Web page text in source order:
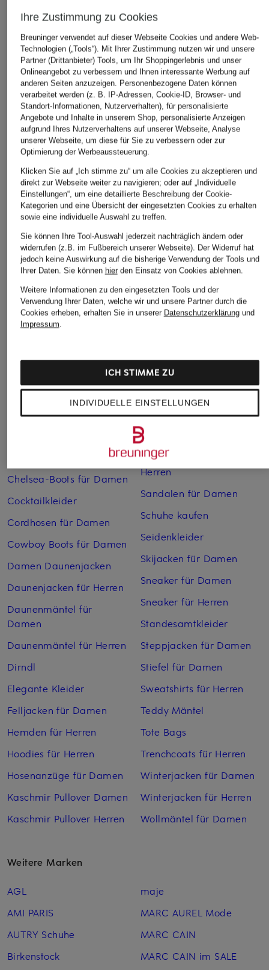
SALOMON
Sneaker XT-PATHWAY
GTX
150 €
+Aktionsrabatt
Marc O'Polo
Sneaker ALF
Bestpreis:99,89 €
Ursprünglich:139,95 €
DOUCAL'S
Sneaker
425 €
Weitere Kategorien
Abendkleider
Boots für Damen
Braune Stiefel für Damen
Chelsea Boots für Herren
Chelsea-Boots für Damen
Cocktailkleider
Cordhosen für Damen
Cowboy Boots für Damen
Damen Daunenjacken
Daunenjacken für Herren
Daunenmäntel für
Damen
Daunenmäntel für Herren
Dirndl
Elegante Kleider
Felljacken für Damen
Hemden für Herren
Hoodies für Herren
Hosenanzüge für Damen
Kaschmir Pullover Damen
Kaschmir Pullover Herren
Lederjacken für Damen
Mäntel für Damen
Parkas für Herren
Pullover für Damen
Rollkragenpullover für
Herren
Sandalen für Damen
Schuhe kaufen
Seidenkleider
Skijacken für Damen
Sneaker für Damen
Sneaker für Herren
Standesamtkleider
Steppjacken für Damen
Stiefel für Damen
Sweatshirts für Herren
Teddy Mäntel
Tote Bags
Trenchcoats für Herren
Winterjacken für Damen
Winterjacken für Herren
Wollmäntel für Damen
Weitere Marken
AGL
AMI PARIS
AUTRY Schuhe
Birkenstock
maje
MARC AUREL Mode
MARC CAIN
MARC CAIN im SALE
Ihre Zustimmung zu Cookies
Breuninger verwendet auf dieser Webseite Cookies und andere Web-
Technologien („Tools“). Mit Ihrer Zustimmung nutzen wir und unsere
Partner (Drittanbieter) Tools, um Ihr Shoppingerlebnis und unser
Onlineangebot zu verbessern und Ihnen interessante Werbung auf
anderen Seiten anzuzeigen. Personenbezogene Daten können
verarbeitet werden (z. B. IP-Adressen, Cookie-ID, Browser- und
Standort-Informationen, Nutzerverhalten), für personalisierte
Angebote und Inhalte in unserem Shop, personalisierte Anzeigen
aufgrund Ihres Nutzerverhaltens auf unserer Webseite, Analyse
unserer Webseite, um diese für Sie zu verbessern oder zur
Optimierung der Werbeaussteuerung.
Klicken Sie auf „Ich stimme zu“ um alle Cookies zu akzeptieren und
direkt zur Webseite weiter zu navigieren; oder auf „Individuelle
Einstellungen“, um eine detaillierte Beschreibung der Cookie-
Kategorien und eine Übersicht der eingesetzten Cookies zu erhalten
sowie eine individuelle Auswahl zu treffen.
Sie können Ihre Tool-Auswahl jederzeit nachträglich ändern oder
widerrufen (z.B. im Fußbereich unserer Webseite). Der Widerruf hat
jedoch keine Auswirkung auf die bisherige Verwendung der Tools und
Ihrer Daten. Sie können hierden Einsatz von Cookies ablehnen.
Weitere Informationen zu den eingesetzten Tools und der
Verwendung Ihrer Daten, welche wir und unsere Partner durch die
Cookies erheben, erhalten Sie in unserer Datenschutzerklärungund
Impressum.
INDIVIDUELLE EINSTELLUNGEN
ICH STIMME ZU